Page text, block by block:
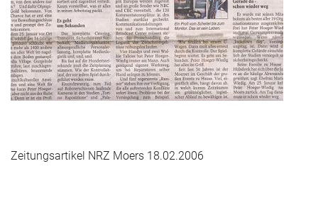
Zeitungsartikel NRZ Moers 18.02.2006